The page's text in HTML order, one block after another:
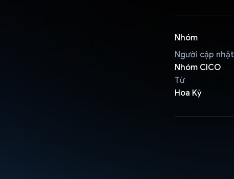
Nhóm
Người cập nhật
Nhóm CICO
Từ
Hoa Kỳ